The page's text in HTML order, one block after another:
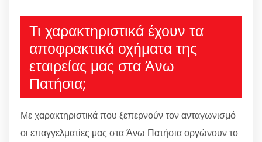
Τι χαρακτηριστικά έχουν τα
αποφρακτικά οχήματα της
εταιρείας μας στα Άνω
Πατήσια;
Με χαρακτηριστικά που ξεπερνούν τον ανταγωνισμό
οι επαγγελματίες μας στα Άνω Πατήσια οργώνουν το